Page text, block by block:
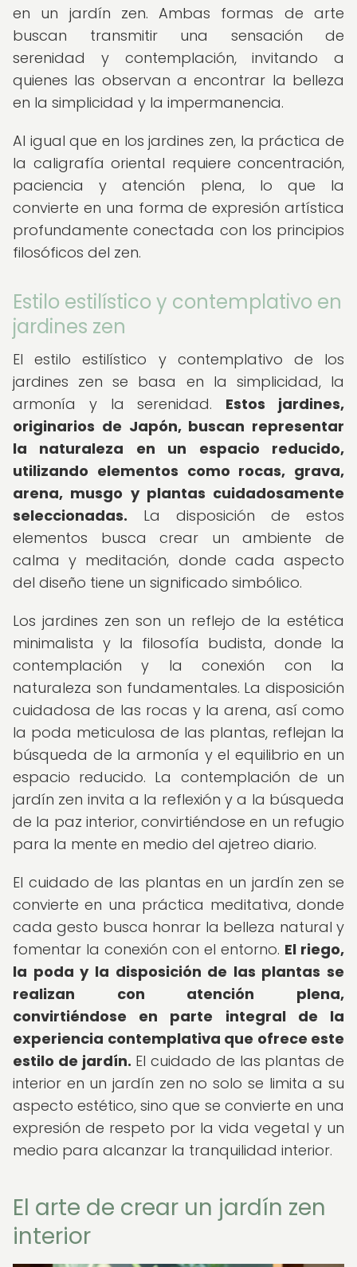
en un jardín zen. Ambas formas de arte
buscan transmitir una sensación de
serenidad y contemplación, invitando a
quienes las observan a encontrar la belleza
en la simplicidad y la impermanencia.
Al igual que en los jardines zen, la práctica de
la caligrafía oriental requiere concentración,
paciencia y atención plena, lo que la
convierte en una forma de expresión artística
profundamente conectada con los principios
filosóficos del zen.
Estilo estilístico y contemplativo en
jardines zen
El estilo estilístico y contemplativo de los
jardines zen se basa en la simplicidad, la
armonía y la serenidad. Estos jardines,
originarios de Japón, buscan representar
la naturaleza en un espacio reducido,
utilizando elementos como rocas, grava,
arena, musgo y plantas cuidadosamente
seleccionadas. La disposición de estos
elementos busca crear un ambiente de
calma y meditación, donde cada aspecto
del diseño tiene un significado simbólico.
Los jardines zen son un reflejo de la estética
minimalista y la filosofía budista, donde la
contemplación y la conexión con la
naturaleza son fundamentales. La disposición
cuidadosa de las rocas y la arena, así como
la poda meticulosa de las plantas, reflejan la
búsqueda de la armonía y el equilibrio en un
espacio reducido. La contemplación de un
jardín zen invita a la reflexión y a la búsqueda
de la paz interior, convirtiéndose en un refugio
para la mente en medio del ajetreo diario.
El cuidado de las plantas en un jardín zen se
convierte en una práctica meditativa, donde
cada gesto busca honrar la belleza natural y
fomentar la conexión con el entorno. El riego,
la poda y la disposición de las plantas se
realizan con atención plena,
convirtiéndose en parte integral de la
experiencia contemplativa que ofrece este
estilo de jardín. El cuidado de las plantas de
interior en un jardín zen no solo se limita a su
aspecto estético, sino que se convierte en una
expresión de respeto por la vida vegetal y un
medio para alcanzar la tranquilidad interior.
El arte de crear un jardín zen
interior